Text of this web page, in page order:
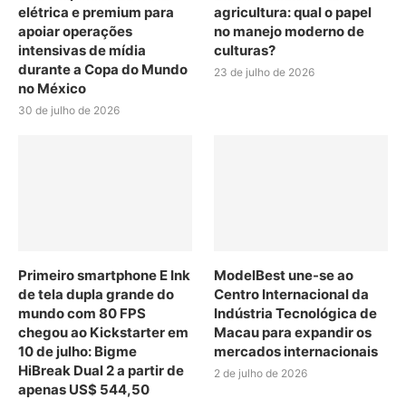
elétrica e premium para
apoiar operações
intensivas de mídia
durante a Copa do Mundo
no México
30 de julho de 2026
agricultura: qual o papel
no manejo moderno de
culturas?
23 de julho de 2026
Primeiro smartphone E Ink
de tela dupla grande do
mundo com 80 FPS
chegou ao Kickstarter em
10 de julho: Bigme
HiBreak Dual 2 a partir de
apenas US$ 544,50
ModelBest une-se ao
Centro Internacional da
Indústria Tecnológica de
Macau para expandir os
mercados internacionais
2 de julho de 2026